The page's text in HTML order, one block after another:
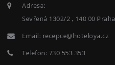
Adresa:
Sevřená 1302/2 , 140 00 Praha
Email: recepce@hoteloya.cz
Telefon: 730 553 353